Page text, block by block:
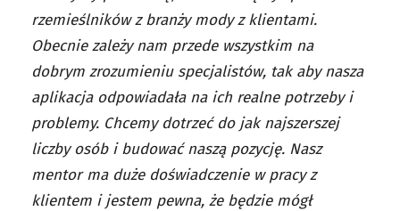
rzemieślników z branży mody z klientami.
Obecnie zależy nam przede wszystkim na
dobrym zrozumieniu specjalistów, tak aby nasza
aplikacja odpowiadała na ich realne potrzeby i
problemy. Chcemy dotrzeć do jak najszerszej
liczby osób i budować naszą pozycję. Nasz
mentor ma duże doświadczenie w pracy z
klientem i jestem pewna, że będzie mógł